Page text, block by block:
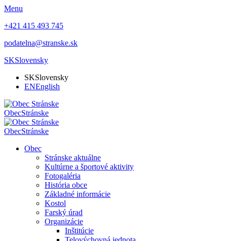
Menu
+421 415 493 745
podatelna@stranske.sk
SKSlovensky
SKSlovensky
ENEnglish
ObecStránske
ObecStránske
Obec
Stránske aktuálne
Kultúrne a športové aktivity
Fotogaléria
História obce
Základné informácie
Kostol
Farský úrad
Organizácie
Inštitúcie